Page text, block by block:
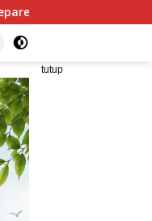
250 Calon
tutup